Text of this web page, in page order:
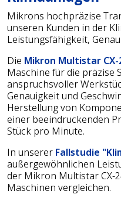
Mikrons hochpräzise
unseren Kunden in der
Leistungsfähigkeit,
Die Mikron Multistar CX-
Maschine für die präzise
anspruchsvoller
Genauigkeit und
Herstellung von
einer beeindruckenden
Stück pro Minute.
In unserer Fallstudie
außergewöhnlichen
der Mikron Multistar CX-
Maschinen vergleichen.